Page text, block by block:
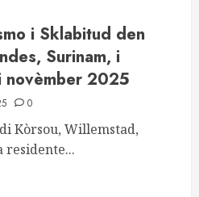
i Sklabitud den
Surinam, i
novèmber 2025
0
Kòrsou, Willemstad,
residente...